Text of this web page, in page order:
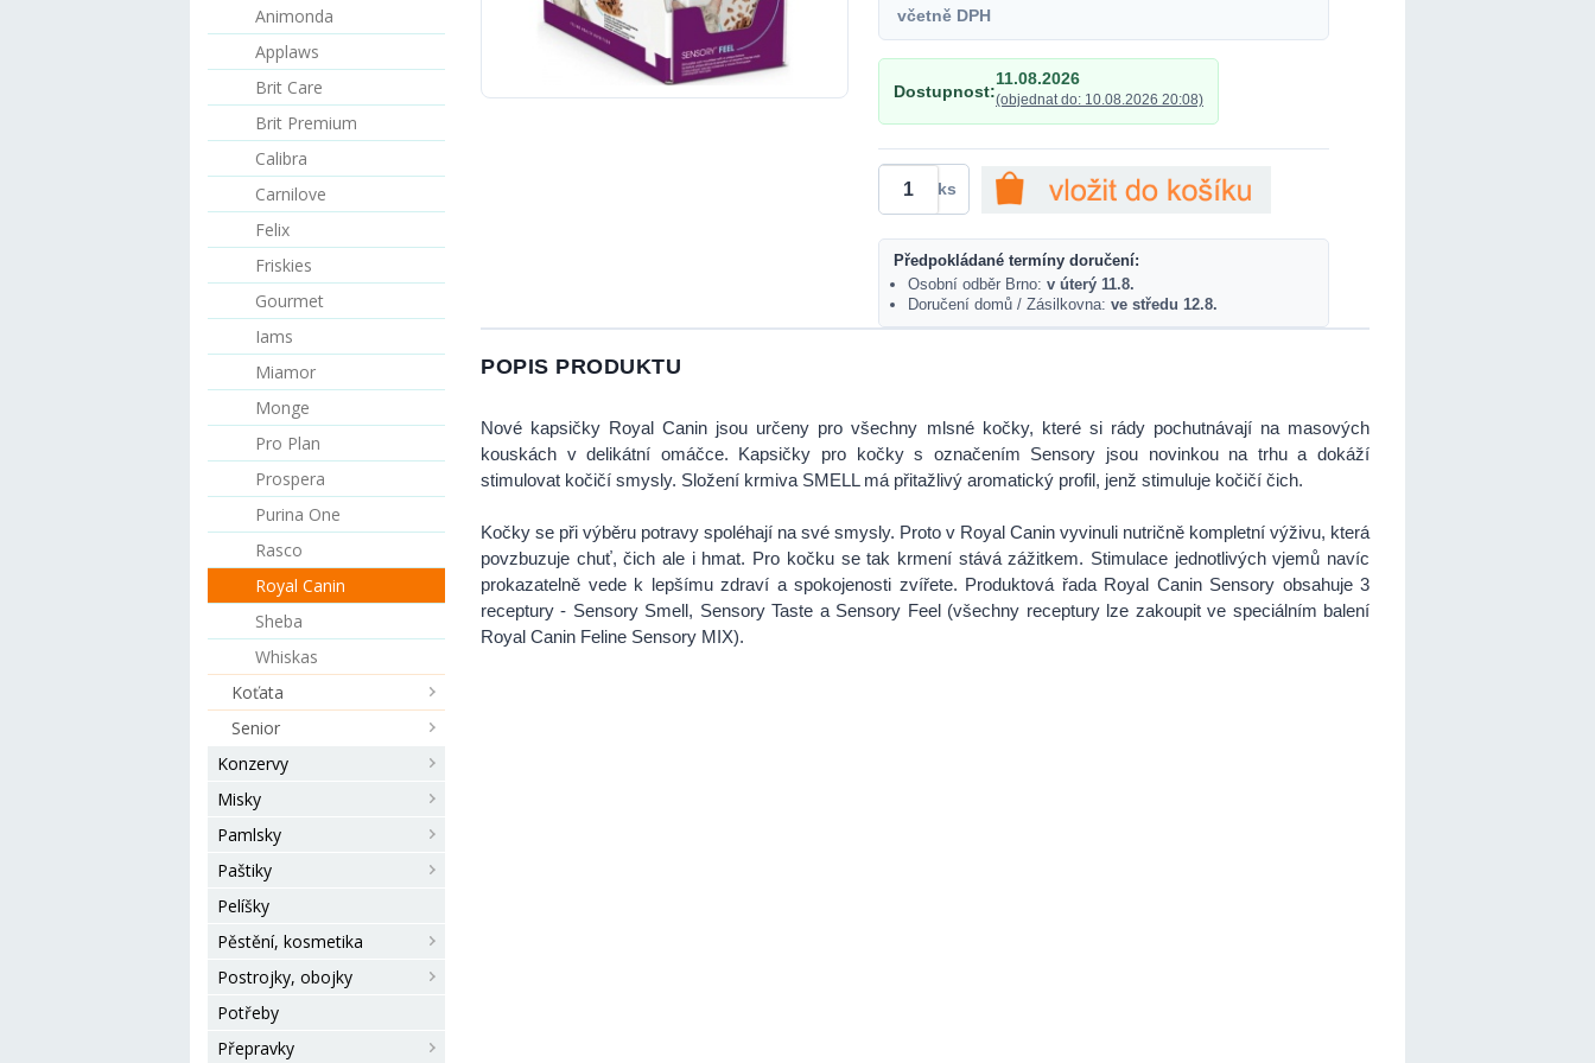
Animonda
Applaws
Brit Care
Brit Premium
Calibra
Carnilove
Felix
Friskies
Gourmet
Iams
Miamor
Monge
Pro Plan
Prospera
Purina One
Rasco
Royal Canin
Sheba
Whiskas
Koťata
Senior
Konzervy
Misky
Pamlsky
Paštiky
Pelíšky
Pěstění, kosmetika
Postrojky, obojky
Potřeby
Přepravky
včetně DPH
Dostupnost:
11.08.2026
(objednat do: 10.08.2026 20:08)
ks
Předpokládané termíny doručení:
Osobní odběr Brno: v úterý 11.8.
Doručení domů / Zásilkovna: ve středu 12.8.
POPIS PRODUKTU
Nové kapsičky Royal Canin jsou určeny pro všechny mlsné kočky, které si rády pochutnávají na masových
kouskách v delikátní omáčce. Kapsičky pro kočky s označením Sensory jsou novinkou na trhu a dokáží
stimulovat kočičí smysly. Složení krmiva SMELL má přitažlivý aromatický profil, jenž stimuluje kočičí čich.
Kočky se při výběru potravy spoléhají na své smysly. Proto v Royal Canin vyvinuli nutričně kompletní výživu, která
povzbuzuje chuť, čich ale i hmat. Pro kočku se tak krmení stává zážitkem. Stimulace jednotlivých vjemů navíc
prokazatelně vede k lepšímu zdraví a spokojenosti zvířete. Produktová řada Royal Canin Sensory obsahuje 3
receptury - Sensory Smell, Sensory Taste a Sensory Feel (všechny receptury lze zakoupit ve speciálním balení
Royal Canin Feline Sensory MIX).